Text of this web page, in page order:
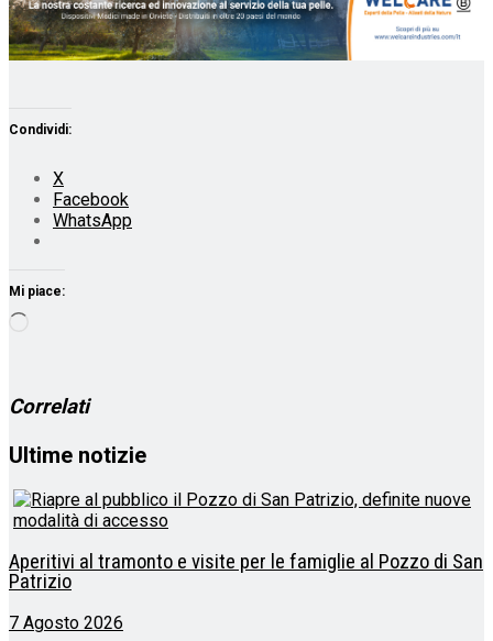
Condividi:
X
Facebook
WhatsApp
Mi piace:
Correlati
Ultime notizie
Aperitivi al tramonto e visite per le famiglie al Pozzo di San
Patrizio
7 Agosto 2026